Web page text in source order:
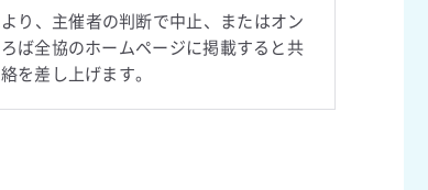
り、主催者の判断で中止、またはオン
ば全協のホームページに掲載すると共
を差し上げます。